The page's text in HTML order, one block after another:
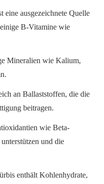
ausgezeichnete Quelle
B-Vitamine wie
Mineralien wie Kalium,
an Ballaststoffen, die die
beitragen.
wie Beta-
und die
enthält Kohlenhydrate,